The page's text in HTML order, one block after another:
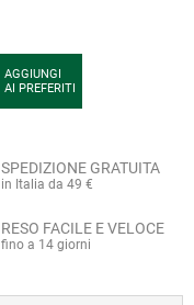
AGGIUNGI
AI PREFERITI
SPEDIZIONE GRATUITA
in Italia da 49 €
RESO FACILE E VELOCE
fino a 14 giorni